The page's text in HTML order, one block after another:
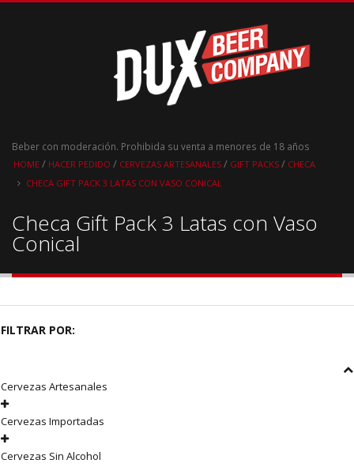
Beber con moderación. Prohibida su venta a menores de 18 años
HOME / HACER PEDIDO / CERVEZAS ARTESANALES / GIFT PACKS / CHECA
CHECA GIFT PACK 3 LATAS CON VASO CONICAL
Checa Gift Pack 3 Latas con Vaso
Conical
FILTRAR POR:
Cervezas Artesanales
Cervezas Importadas
Cervezas Sin Alcohol